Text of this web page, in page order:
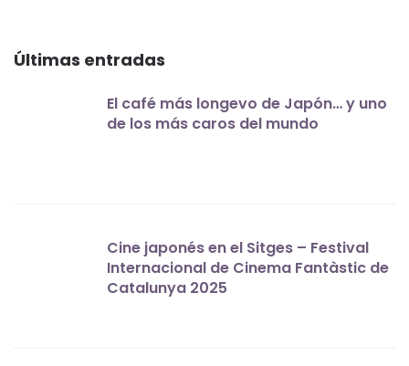
Últimas entradas
El café más longevo de Japón… y uno
de los más caros del mundo
Cine japonés en el Sitges – Festival
Internacional de Cinema Fantàstic de
Catalunya 2025